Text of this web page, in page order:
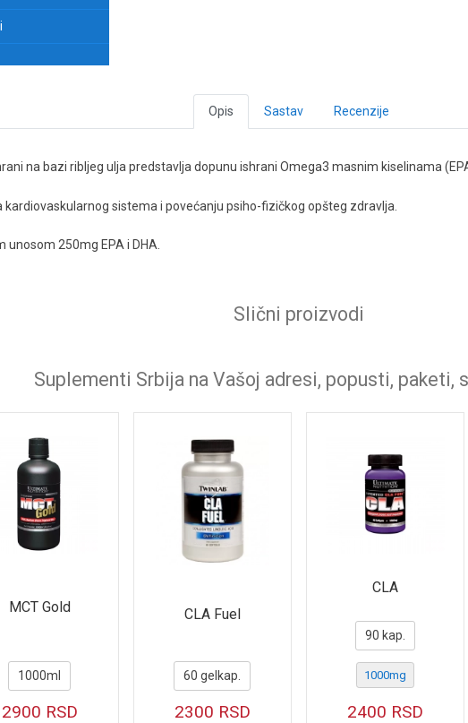
Opis Sastav Recenzije
na bazi ribljeg ulja predstavlja dopunu ishrani Omega3 masnim kiselinama
sistema i povećanju psiho-fizičkog opšteg zdravlja.
250mg EPA i DHA.
Slični proizvodi
Suplementi Srbija na Vašoj adresi, popusti, paketi,
MCT Gold
1000ml
2900 RSD
CLA Fuel
60 gelkap.
2300 RSD
CLA
90 kap.
1000mg
2400 RSD